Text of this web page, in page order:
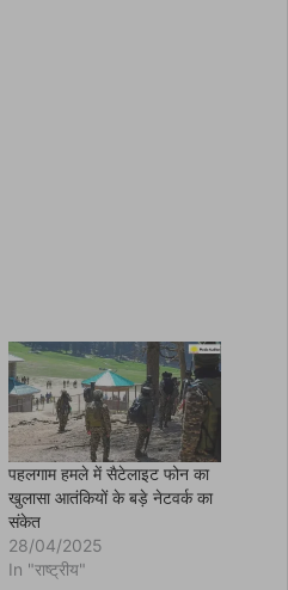
पहलगाम हमले में सैटेलाइट फोन का
खुलासा आतंकियों के बड़े नेटवर्क का
संकेत
28/04/2025
In "राष्ट्रीय"